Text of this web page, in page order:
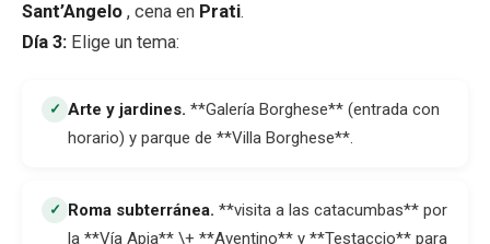
Sant’Angelo , cena en Prati.
Día 3: Elige un tema:
✓ Arte y jardines. **Galería Borghese** (entrada con
horario) y parque de **Villa Borghese**.
✓ Roma subterránea. **visita a las catacumbas** por
la **Vía Apia** \+ **Aventino** y **Testaccio** para